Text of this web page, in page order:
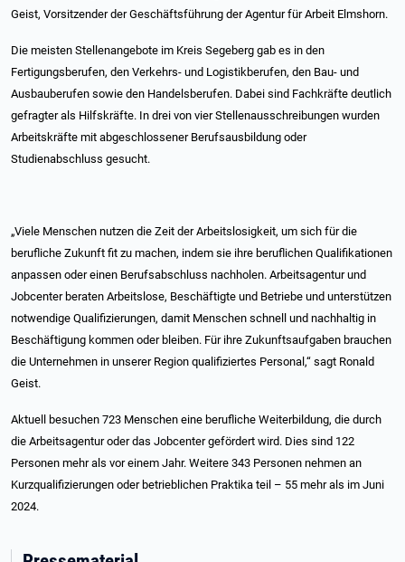
Geist, Vorsitzender der Geschäftsführung der Agentur für Arbeit Elmshorn.
Die meisten Stellenangebote im Kreis Segeberg gab es in den
Fertigungsberufen, den Verkehrs- und Logistikberufen, den Bau- und
Ausbauberufen sowie den Handelsberufen. Dabei sind Fachkräfte deutlich
gefragter als Hilfskräfte. In drei von vier Stellenausschreibungen wurden
Arbeitskräfte mit abgeschlossener Berufsausbildung oder
Studienabschluss gesucht.
„Viele Menschen nutzen die Zeit der Arbeitslosigkeit, um sich für die
berufliche Zukunft fit zu machen, indem sie ihre beruflichen Qualifikationen
anpassen oder einen Berufsabschluss nachholen. Arbeitsagentur und
Jobcenter beraten Arbeitslose, Beschäftigte und Betriebe und unterstützen
notwendige Qualifizierungen, damit Menschen schnell und nachhaltig in
Beschäftigung kommen oder bleiben. Für ihre Zukunftsaufgaben brauchen
die Unternehmen in unserer Region qualifiziertes Personal,“ sagt Ronald
Geist.
Aktuell besuchen 723 Menschen eine berufliche Weiterbildung, die durch
die Arbeitsagentur oder das Jobcenter gefördert wird. Dies sind 122
Personen mehr als vor einem Jahr. Weitere 343 Personen nehmen an
Kurzqualifizierungen oder betrieblichen Praktika teil – 55 mehr als im Juni
2024.